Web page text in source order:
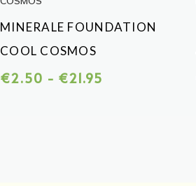
MINERALE FOUNDATION
COOL COSMOS
€2.50 - €21.95